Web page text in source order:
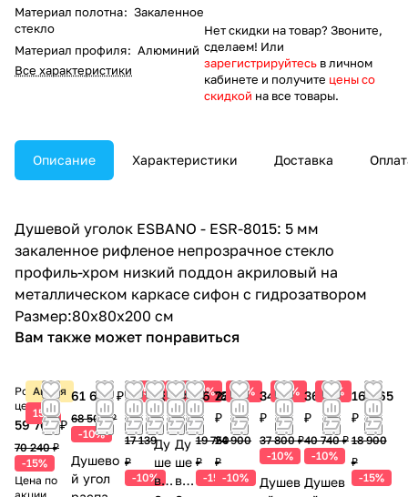
Материал полотна: Закаленное
стекло
Материал профиля: Алюминий
Все характеристики
Нет скидки на товар? Звоните,
сделаем! Или
зарегистрируйтесь в личном
кабинете и получите цены со
скидкой на все товары.
Описание Характеристики Доставка
Душевой уголок ESBANO - ESR-8015: 5 мм
закаленное рифленое непрозрачное стекло
профиль-хром низкий поддон акриловый на
металлическом каркасе сифон с гидрозатвором
Размер:80x80x200 см
Вам также может понравиться
Акция
15%
Розничная
цена
59 704 ₽
70 240 ₽
-15%
Цена по
61 650 ₽
68 500 ₽
-10%
Душево
й угол
5%
15 425
₽
17 139
₽
-10%
10%
28 050
₽
Ду
ше
во
10%
24 225
₽
Ду
ше
во
16 788
₽
19 750
₽
-15%
10%
22 410
₽
24 900
₽
-10%
10%
34 020
₽
37 800 ₽
-10%
Душев
10%
36 666
₽
40 740 ₽
-10%
Душев
16 065
₽
18 900
₽
-15%